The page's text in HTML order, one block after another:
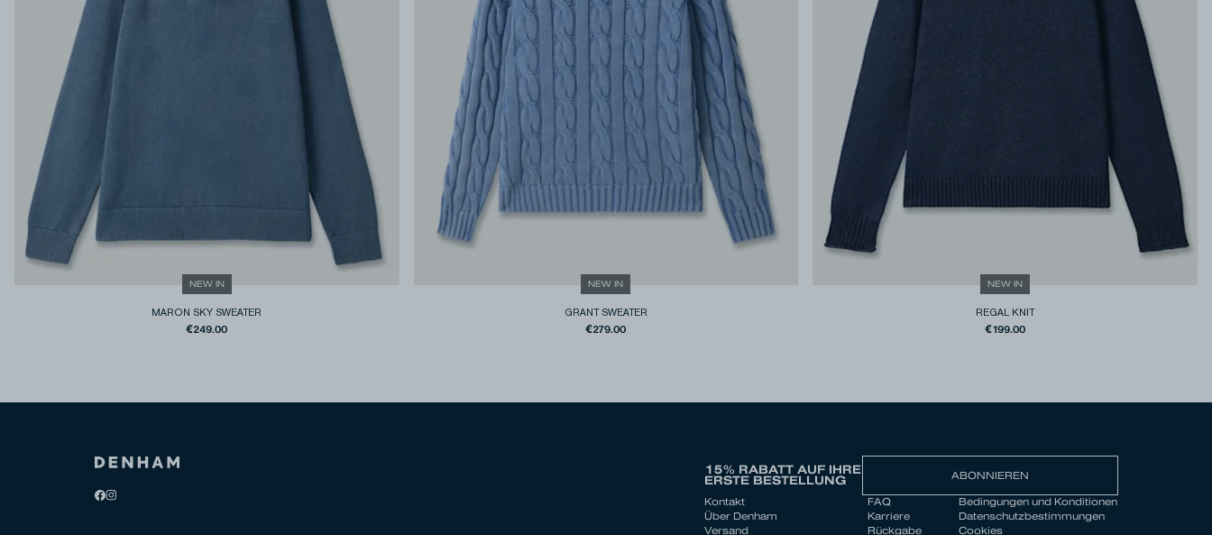
NEW IN
MARON SKY SWEATER
€249.00
NEW IN
GRANT SWEATER
€279.00
NEW IN
REGAL KNIT
€199.00
15% RABATT AUF IHRE
ERSTE BESTELLUNG ABONNIEREN
Kontakt
FAQ
Über Denham
Karriere
Versand
Rückgabe
Bedingungen und Konditionen
Datenschutzbestimmungen
Cookies